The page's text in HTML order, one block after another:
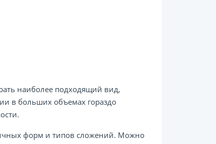
наиболее подходящий вид,
в больших объемах гораздо
форм и типов сложений. Можно